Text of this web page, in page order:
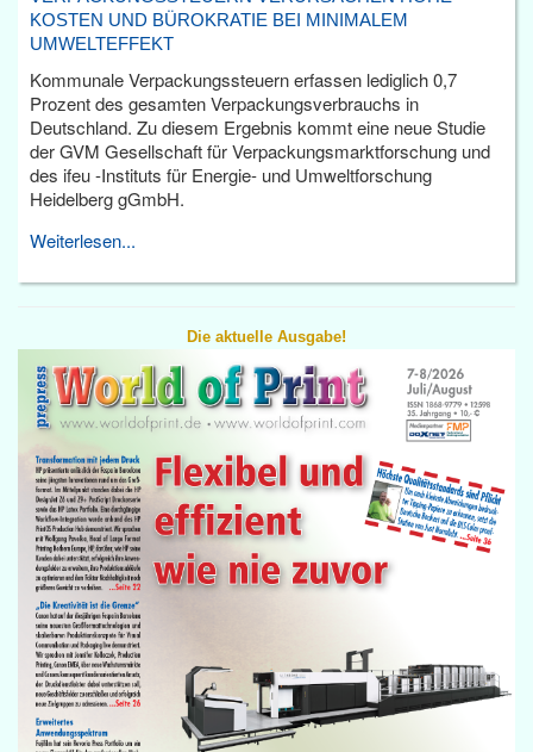
KOSTEN UND BÜROKRATIE BEI MINIMALEM
UMWELTEFFEKT
Kommunale Verpackungssteuern erfassen lediglich 0,7
Prozent des gesamten Verpackungsverbrauchs in
Deutschland. Zu diesem Ergebnis kommt eine neue Studie
der GVM Gesellschaft für Verpackungsmarktforschung und
des ifeu -Instituts für Energie- und Umweltforschung
Heidelberg gGmbH.
Weiterlesen...
Die aktuelle Ausgabe!